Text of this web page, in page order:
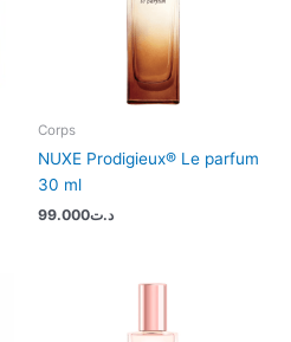
Corps
NUXE Prodigieux® Le parfum
30 ml
د.ت99.000